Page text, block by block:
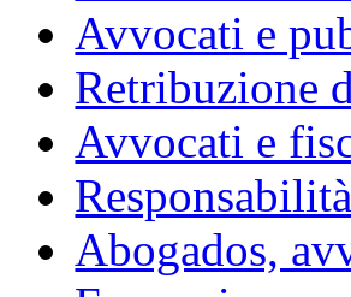
Avvocati e
Retribuzione
Avvocati e
Abogados,